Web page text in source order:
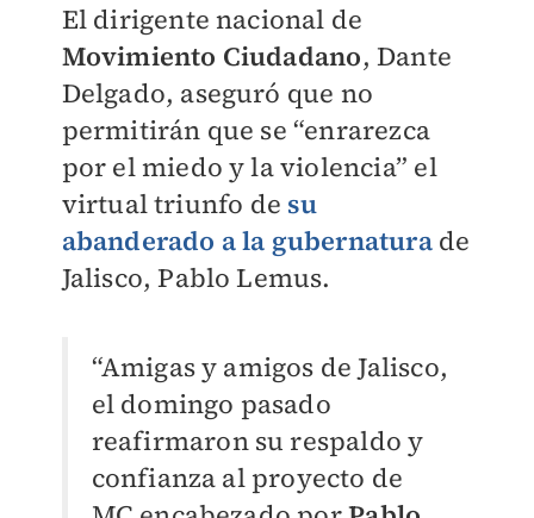
El dirigente nacional de
Movimiento Ciudadano, Dante
Delgado, aseguró que no
permitirán que se “enrarezca
por el miedo y la violencia” el
virtual triunfo de su
abanderado a la gubernaturade
Jalisco, Pablo Lemus.
“Amigas y amigos de Jalisco,
el domingo pasado
reafirmaron su respaldo y
confianza al proyecto de